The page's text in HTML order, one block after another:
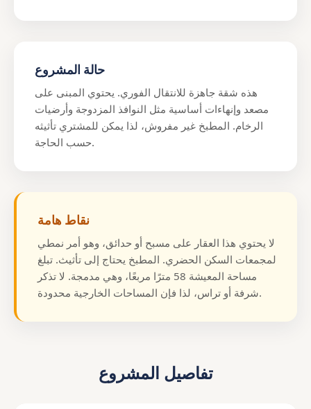
حالة المشروع
هذه شقة جاهزة للانتقال الفوري. يحتوي المبنى على
مصعد وإنهاءات أساسية مثل النوافذ المزدوجة وأرضيات
الرخام. المطبخ غير مفروش، لذا يمكن للمشتري تأثيثه
حسب الحاجة.
نقاط هامة
لا يحتوي هذا العقار على مسبح أو حدائق، وهو أمر نمطي
لمجمعات السكن الحضري. المطبخ يحتاج إلى تأثيث. تبلغ
مساحة المعيشة 58 مترًا مربعًا، وهي مدمجة. لا تذكر
شرفة أو تراس، لذا فإن المساحات الخارجية محدودة.
تفاصيل المشروع